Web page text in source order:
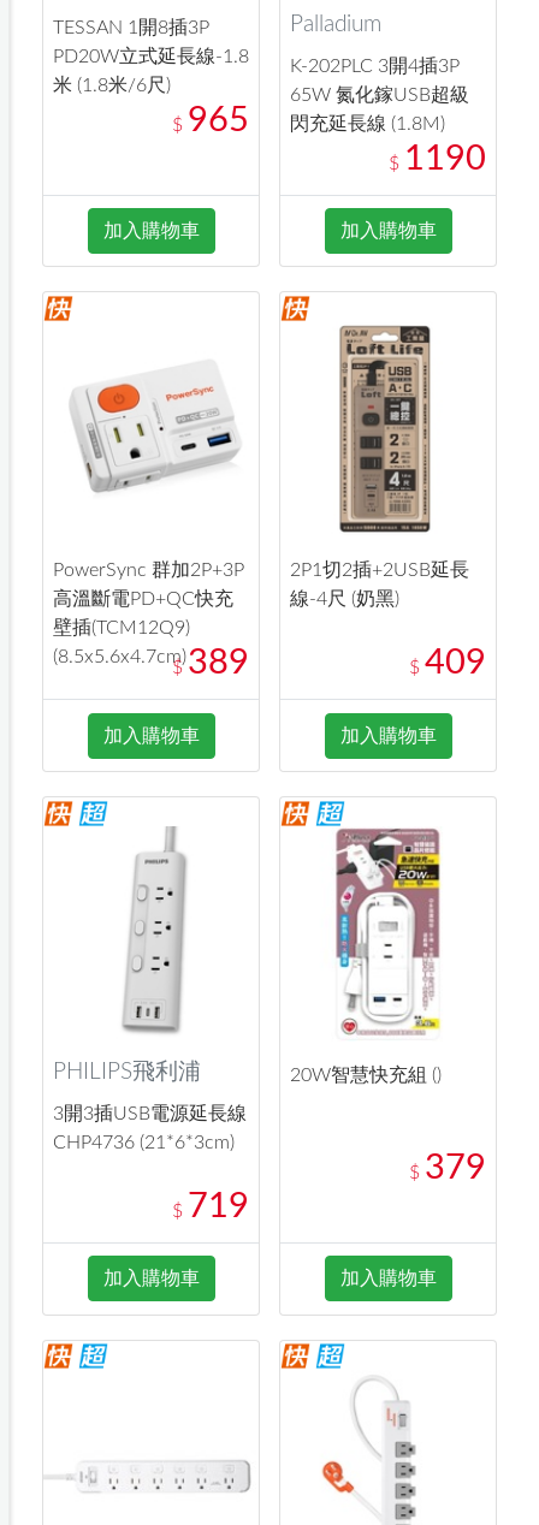
TESSAN 1開8插3P
PD20W立式延長線-1.8
米 (1.8米/6尺)
$ 965
加入購物車
Palladium
K-202PLC 3開4插3P
65W 氮化鎵USB超級
閃充延長線 (1.8M)
$ 1190
加入購物車
PowerSync 群加2P+3P
高溫斷電PD+QC快充
壁插(TCM12Q9)
(8.5x5.6x4.7cm)
$ 389
加入購物車
2P1切2插+2USB延長
線-4尺 (奶黑)
$ 409
加入購物車
PHILIPS飛利浦
3開3插USB電源延長線
CHP4736 (21*6*3cm)
$ 719
加入購物車
20W智慧快充組 ()
$ 379
加入購物車